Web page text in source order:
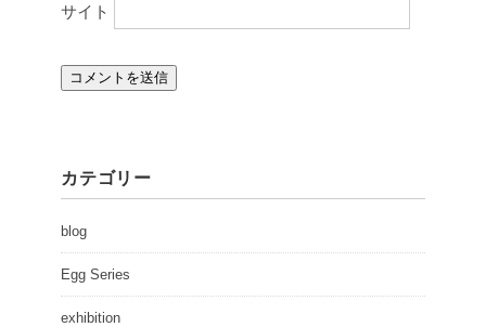
サイト
カテゴリー
blog
Egg Series
exhibition